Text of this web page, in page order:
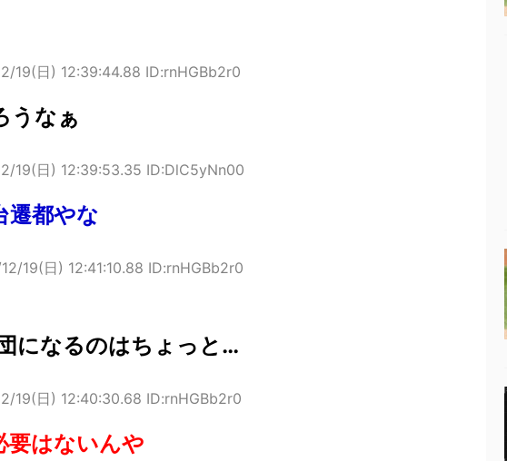
19(日) 12:39:44.88 ID:rnHGBb2r0
うなぁ
19(日) 12:39:53.35 ID:DlC5yNn00
遷都やな
19(日) 12:41:10.88 ID:rnHGBb2r0
になるのはちょっと…
19(日) 12:40:30.68 ID:rnHGBb2r0
要はないんや